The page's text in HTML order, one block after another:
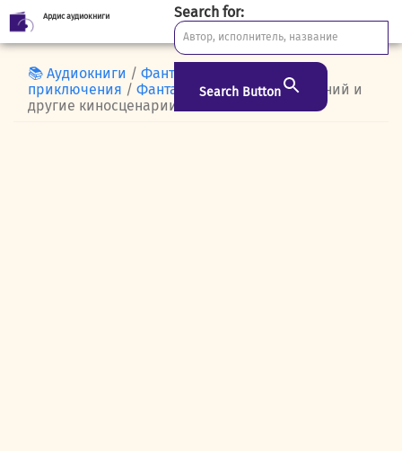
Skip
to
Ардис аудиокниги Search for:
Search Button
📚 Аудиокниги / Фантастика и
приключения / Фантастика/ Машина желаний и
другие киносценарии